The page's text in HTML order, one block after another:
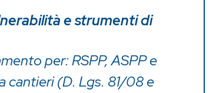
e strumenti di
per: RSPP, ASPP e
cantieri (D. Lgs. 81/08 e